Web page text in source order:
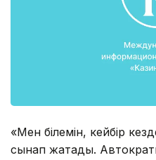
«Мен білемін, кейбір
сынап жатады.